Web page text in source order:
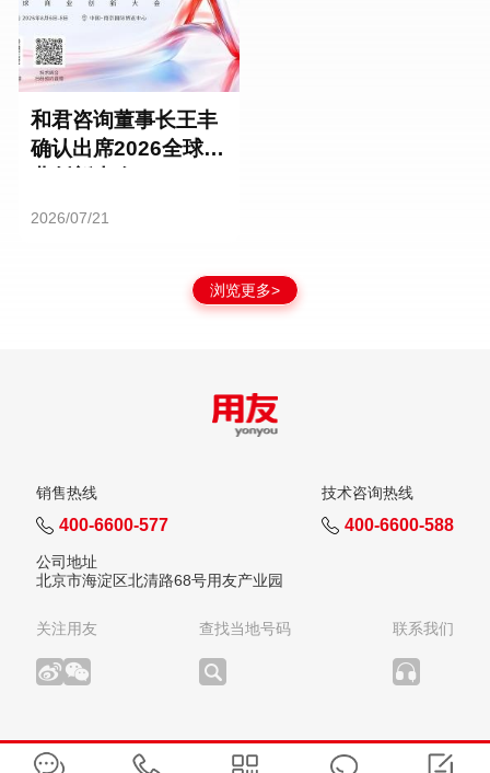
和君咨询董事长王丰
确认出席2026全球商
2026/07/21
浏览更多>
销售热线
400-6600-577
技术咨询热线
400-6600-588
公司地址
北京市海淀区北清路68号用友产业园
关注用友 查找当地号码 联系我们
版权所有：用友网络科技股份有限公司